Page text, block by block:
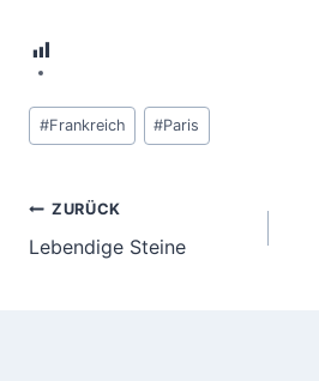
Schlagworte:
#Frankreich #Paris
Beitragsnavigation
ZURÜCK
Lebendige Steine